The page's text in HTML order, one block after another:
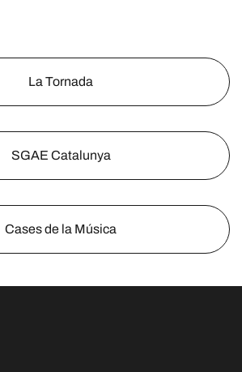
La Tornada
SGAE Catalunya
Cases de la Música